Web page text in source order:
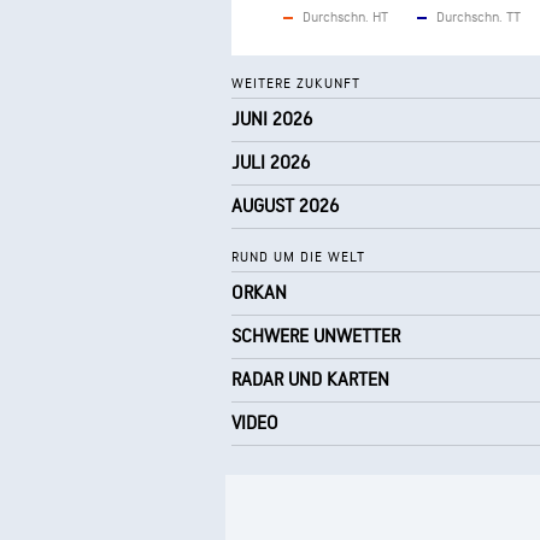
Durchschn. HT Durchschn. TT
WEITERE ZUKUNFT
JUNI 2026
JULI 2026
AUGUST 2026
RUND UM DIE WELT
ORKAN
SCHWERE UNWETTER
RADAR UND KARTEN
VIDEO